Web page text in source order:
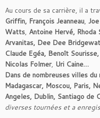
Au cours de sa carrière, il a
Griffin, François Jeanneau,
Watts, Antoine Hervé,
Arvanitas, Dee Dee
Claude Egéa, Benoît
Nicolas Folmer, Uri Caine…
Dans de nombreuses villes
Madagascar, Moscou, Paris,
Angeles, Dublin, Santiago de
diverses tournées et a